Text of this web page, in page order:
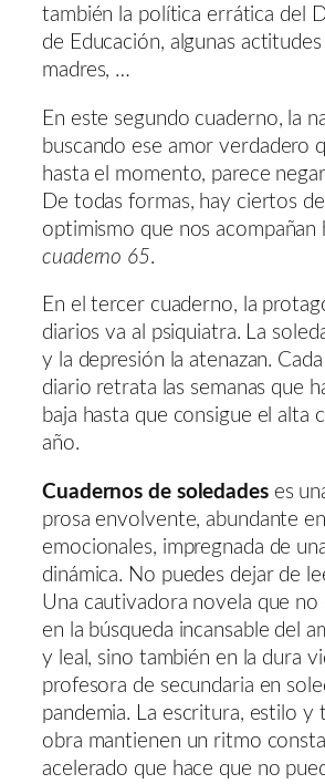
también la política errática del
de Educación, algunas
madres, …
En este segundo cuaderno, la
buscando ese amor verdadero
hasta el momento, parece
De todas formas, hay ciertos
optimismo que nos acompañan
cuaderno 65.
En el tercer cuaderno, la
diarios va al psiquiatra. La
y la depresión la atenazan.
diario retrata las semanas que
baja hasta que consigue el alta
año.
Cuadernos de soledades es
prosa envolvente, abundante
emocionales, impregnada de
dinámica. No puedes dejar de
Una cautivadora novela que no
en la búsqueda incansable del
y leal, sino también en la dura
profesora de secundaria en
pandemia. La escritura, estilo y
obra mantienen un ritmo
acelerado que hace que no